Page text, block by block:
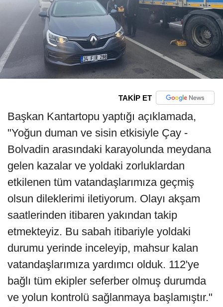
TAKİP ET
Başkan Kantartopu yaptığı açıklamada,
"Yoğun duman ve sisin etkisiyle Çay -
Bolvadin arasındaki karayolunda meydana
gelen kazalar ve yoldaki zorluklardan
etkilenen tüm vatandaşlarımıza geçmiş
olsun dileklerimi iletiyorum. Olayı akşam
saatlerinden itibaren yakından takip
etmekteyiz. Bu sabah itibariyle yoldaki
durumu yerinde inceleyip, mahsur kalan
vatandaşlarımıza yardımcı olduk. 112'ye
bağlı tüm ekipler seferber olmuş durumda
ve yolun kontrolü sağlanmaya başlamıştır."